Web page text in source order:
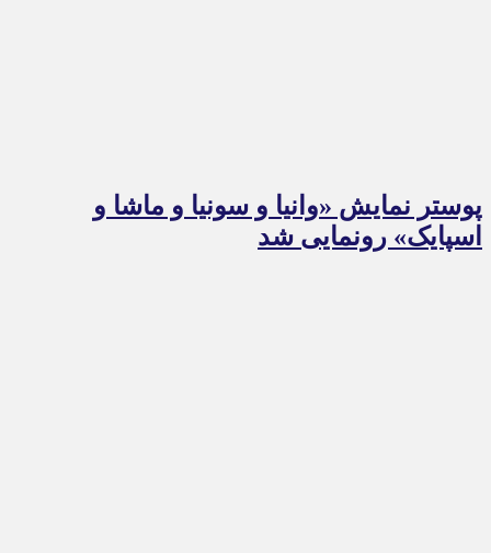
پوستر نمایش «وانیا و سونیا و ماشا و
اسپایک» رونمایی شد